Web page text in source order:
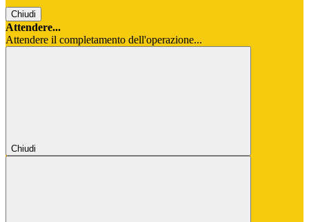
Chiudi
Attendere...
Attendere il completamento dell'operazione...
Chiudi